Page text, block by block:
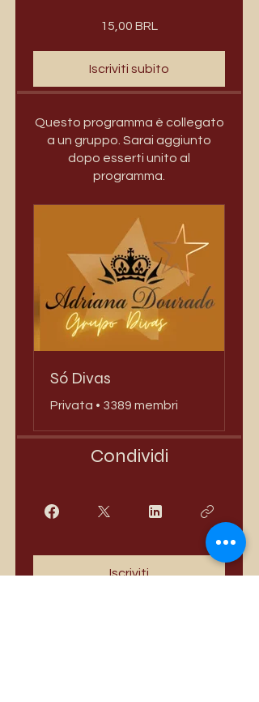
15,00 BRL
Iscriviti subito
Questo programma è collegato
a un gruppo. Sarai aggiunto
dopo esserti unito al
programma.
Só Divas
Privata • 3389 membri
Condividi
Iscriviti